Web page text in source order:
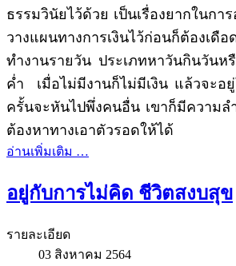
ธรรมวินัยไว้ด้วย เป็นเรื่องยากในกา
วางแผนทางการเงินไว้ก่อนก็ต้องเ
ทำงานรายวัน ประเภทหาวันกินวันห
ค่ำ เมื่อไม่มีงานก็ไม่มีเงิน แล้วจะอ
ครั้นจะหันไปพึ่งคนอื่น เขาก็มีความ
ต้องหาทางเอาตัวรอดให้ได้
อ่านเพิ่มเติม …
อยู่กับการไม่คิด ชีวิตสงบสุข
รายละเอียด
03 สิงหาคม 2564